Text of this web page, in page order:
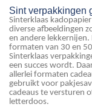
Sint verpakkingen
Sinterklaas
diverse afbeeldingen
en andere lekkernijen.
formaten van 30 en
Sinterklaas
een succes wordt.
allerlei formaten
gebruikt voor
cadeaus te versturen
letterdoos.